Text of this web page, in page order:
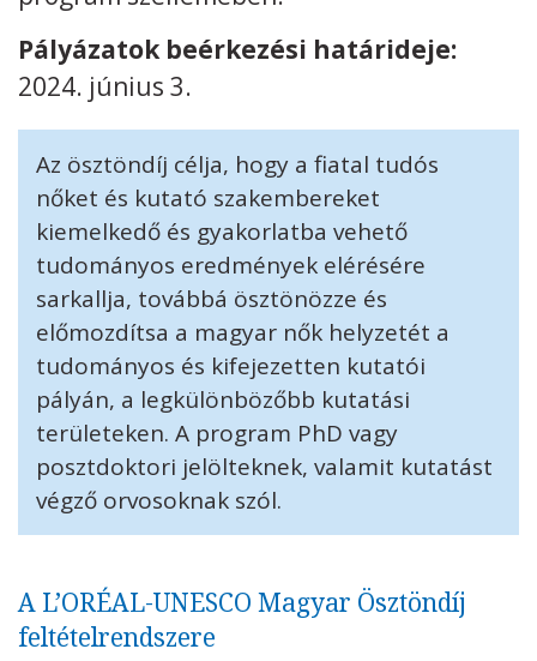
Kövess minket unescohungary
Adatkezelési tájékoztató
Pályázatok beérkezési határideje:
2024. június 3.
Az ösztöndíj célja, hogy a fiatal tudós
nőket és kutató szakembereket
kiemelkedő és gyakorlatba vehető
tudományos eredmények elérésére
sarkallja, továbbá ösztönözze és
előmozdítsa a magyar nők helyzetét a
tudományos és kifejezetten kutatói
pályán, a legkülönbözőbb kutatási
területeken. A program PhD vagy
posztdoktori jelölteknek, valamit kutatást
végző orvosoknak szól.
A L’ORÉAL-UNESCO Magyar Ösztöndíj
feltételrendszere